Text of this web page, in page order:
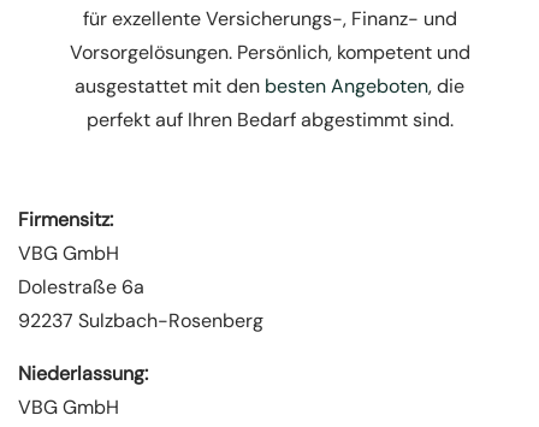
für exzellente Versicherungs-, Finanz- und
Vorsorgelösungen. Persönlich, kompetent und
ausgestattet mit den besten Angeboten, die
perfekt auf Ihren Bedarf abgestimmt sind.
Firmensitz:
VBG GmbH
Dolestraße 6a
92237 Sulzbach-Rosenberg
Niederlassung:
VBG GmbH